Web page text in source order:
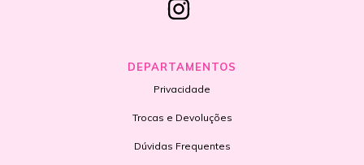
DEPARTAMENTOS
Privacidade
Trocas e Devoluções
Dúvidas Frequentes